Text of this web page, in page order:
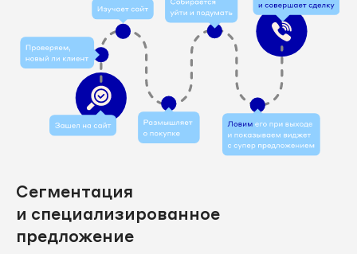
Сегментация
и специализированное
предложение